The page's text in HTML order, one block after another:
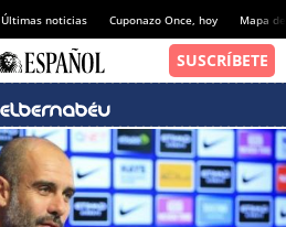
Últimas noticias Cuponazo Once, hoy Mapa